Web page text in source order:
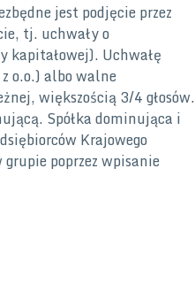
jest podjęcie przez
tj. uchwały o
kapitałowej). Uchwałę
o.o.) albo walne
większością 3/4 głosów.
Spółka dominująca i
Krajowego
poprzez wpisanie